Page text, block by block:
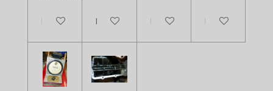
In den WarenkorbIn den WarenkorbIn den Warenkorb
In den